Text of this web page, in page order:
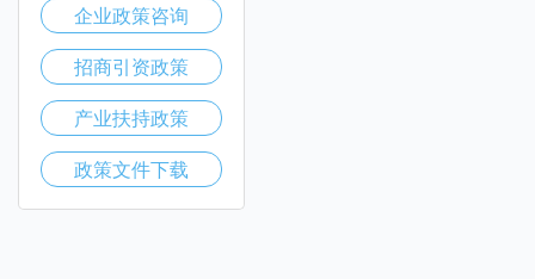
企业政策咨询
招商引资政策
产业扶持政策
政策文件下载